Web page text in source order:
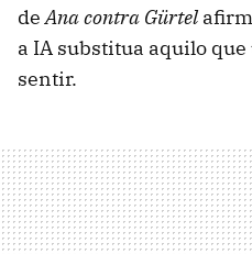
deAna contra Gürtel
a IA substitua aquilo
sentir.